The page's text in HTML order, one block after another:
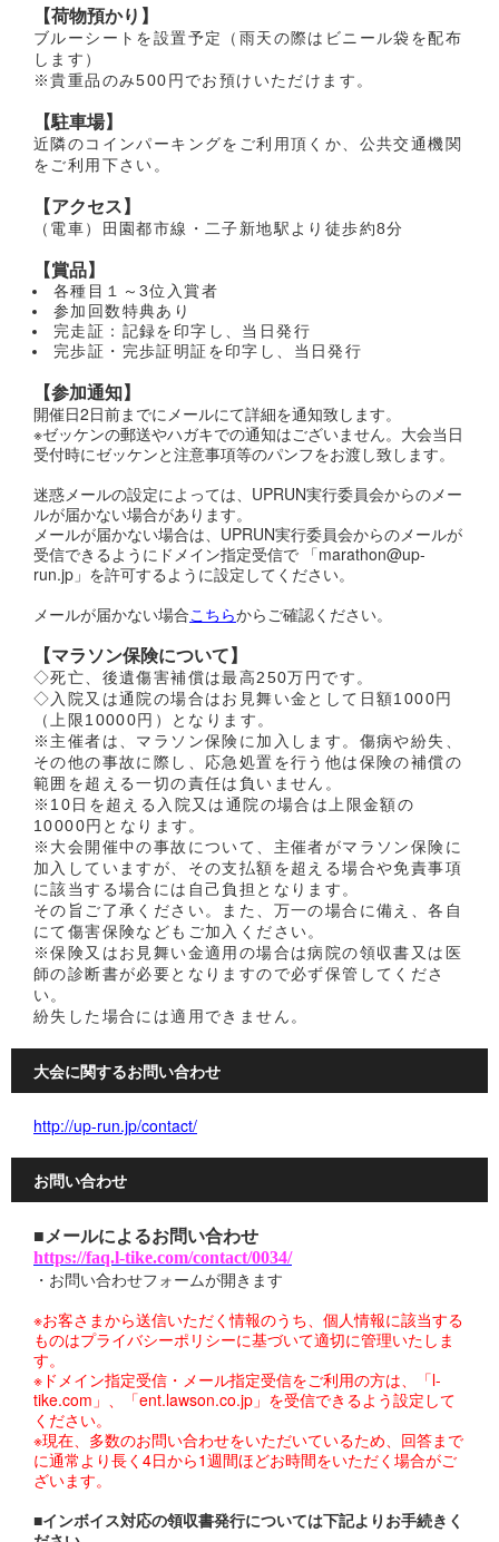
【荷物預かり】
ブルーシートを設置予定（雨天の際はビニール袋を配布
します）
※貴重品のみ500円でお預けいただけます。
【駐車場】
近隣のコインパーキングをご利用頂くか、公共交通機関
をご利用下さい。
【アクセス】
（電車）田園都市線・二子新地駅より徒歩約8分
【賞品】
各種目１～3位入賞者
参加回数特典あり
完走証：記録を印字し、当日発行
完歩証・完歩証明証を印字し、当日発行
【参加通知】
開催日2日前までにメールにて詳細を通知致します。
※ゼッケンの郵送やハガキでの通知はございません。大会当日
受付時にゼッケンと注意事項等のパンフをお渡し致します。
迷惑メールの設定によっては、UPRUN実行委員会からのメー
ルが届かない場合があります。
メールが届かない場合は、UPRUN実行委員会からのメールが
受信できるようにドメイン指定受信で 「marathon@up-
run.jp」を許可するように設定してください。
メールが届かない場合こちらからご確認ください。
【マラソン保険について】
◇死亡、後遺傷害補償は最高250万円です。
◇入院又は通院の場合はお見舞い金として日額1000円
（上限10000円）となります。
※主催者は、マラソン保険に加入します。傷病や紛失、
その他の事故に際し、応急処置を行う他は保険の補償の
範囲を超える一切の責任は負いません。
※10日を超える入院又は通院の場合は上限金額の
10000円となります。
※大会開催中の事故について、主催者がマラソン保険に
加入していますが、その支払額を超える場合や免責事項
に該当する場合には自己負担となります。
その旨ご了承ください。また、万一の場合に備え、各自
にて傷害保険などもご加入ください。
※保険又はお見舞い金適用の場合は病院の領収書又は医
師の診断書が必要となりますので必ず保管してくださ
い。
紛失した場合には適用できません。
大会に関するお問い合わせ
http://up-run.jp/contact/
お問い合わせ
■メールによるお問い合わせ
https://faq.l-tike.com/contact/0034/
・お問い合わせフォームが開きます
※お客さまから送信いただく情報のうち、個人情報に該当する
ものはプライバシーポリシーに基づいて適切に管理いたしま
す。
※ドメイン指定受信・メール指定受信をご利用の方は、「l-
tike.com」、「ent.lawson.co.jp」を受信できるよう設定して
ください。
※現在、多数のお問い合わせをいただいているため、回答まで
に通常より長く4日から1週間ほどお時間をいただく場合がご
ざいます。
■インボイス対応の領収書発行については下記よりお手続きく